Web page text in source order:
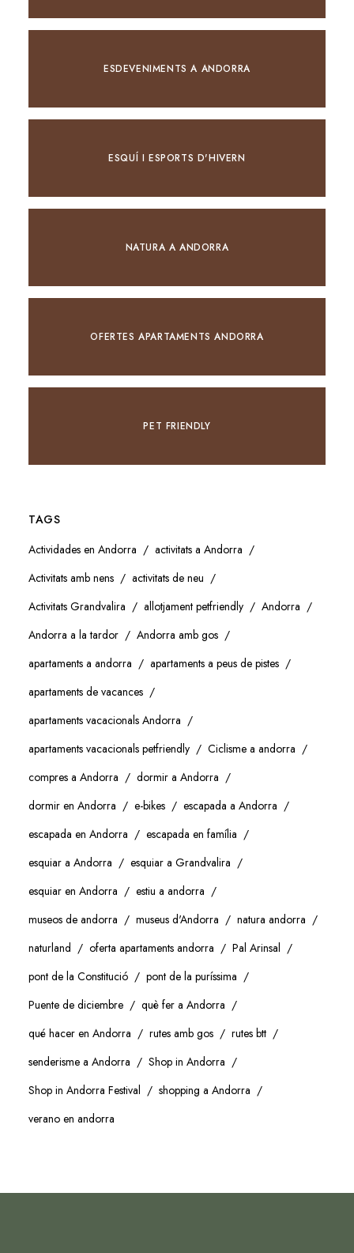
ESDEVENIMENTS A ANDORRA
ESQUÍ I ESPORTS D'HIVERN
NATURA A ANDORRA
OFERTES APARTAMENTS ANDORRA
PET FRIENDLY
TAGS
Actividades en Andorra
activitats a Andorra
Activitats amb nens
activitats de neu
Activitats Grandvalira
allotjament petfriendly
Andorra
Andorra a la tardor
Andorra amb gos
apartaments a andorra
apartaments a peus de pistes
apartaments de vacances
apartaments vacacionals Andorra
apartaments vacacionals petfriendly
Ciclisme a andorra
compres a Andorra
dormir a Andorra
dormir en Andorra
e-bikes
escapada a Andorra
escapada en Andorra
escapada en família
esquiar a Andorra
esquiar a Grandvalira
esquiar en Andorra
estiu a andorra
museos de andorra
museus d'Andorra
natura andorra
naturland
oferta apartaments andorra
Pal Arinsal
pont de la Constitució
pont de la puríssima
Puente de diciembre
què fer a Andorra
qué hacer en Andorra
rutes amb gos
rutes btt
senderisme a Andorra
Shop in Andorra
Shop in Andorra Festival
shopping a Andorra
verano en andorra